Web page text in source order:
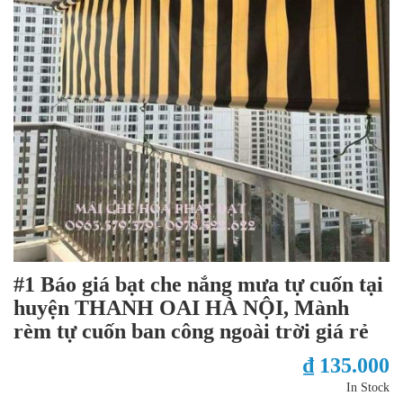
#1 Báo giá bạt che nắng mưa tự cuốn tại
huyện THANH OAI HÀ NỘI, Mành
rèm tự cuốn ban công ngoài trời giá rẻ
₫ 135.000
In Stock